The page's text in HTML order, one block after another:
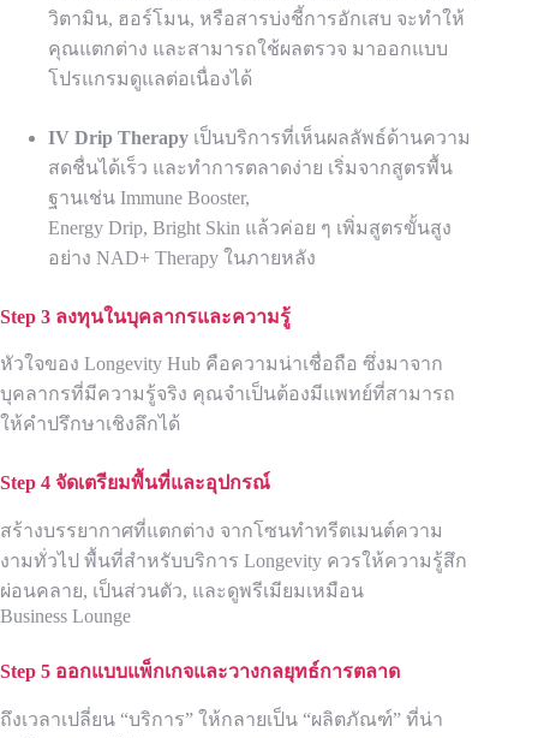
วิตามิน, ฮอร์โมน, หรือสารบ่งชี้การอักเสบ จะทำให้
คุณแตกต่าง และสามารถใช้ผลตรวจ มาออกแบบ
โปรแกรมดูแลต่อเนื่องได้
IV Drip Therapy เป็นบริการที่เห็นผลลัพธ์ด้านความ
สดชื่นได้เร็ว และทำการตลาดง่าย เริ่มจากสูตรพื้น
ฐานเช่น Immune Booster,
Energy Drip, Bright Skin แล้วค่อย ๆ เพิ่มสูตรขั้นสูง
อย่าง NAD+ Therapy ในภายหลัง
Step 3 ลงทุนในบุคลากรและความรู้
หัวใจของ Longevity Hub คือความน่าเชื่อถือ ซึ่งมาจาก
บุคลากรที่มีความรู้จริง คุณจำเป็นต้องมีแพทย์ที่สามารถ
ให้คำปรึกษาเชิงลึกได้
Step 4 จัดเตรียมพื้นที่และอุปกรณ์
สร้างบรรยากาศที่แตกต่าง จากโซนทำทรีตเมนต์ความ
งามทั่วไป พื้นที่สำหรับบริการ Longevity ควรให้ความรู้สึก
ผ่อนคลาย, เป็นส่วนตัว, และดูพรีเมียมเหมือน
Business Lounge
Step 5 ออกแบบแพ็กเกจและวางกลยุทธ์การตลาด
ถึงเวลาเปลี่ยน “บริการ” ให้กลายเป็น “ผลิตภัณฑ์” ที่น่า